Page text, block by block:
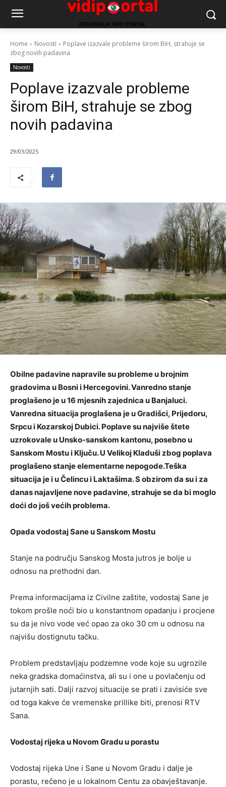
Home Novosti
Poplave izazvale probleme širom BiH, strahuje se
zbog novih padavina
Novosti
Poplave izazvale probleme
širom BiH, strahuje se zbog
novih padavina
29/03/2025
Obilne padavine napravile su probleme u brojnim
gradovima u Bosni i Hercegovini. Vanredno stanje
proglašeno je u 16 mjesnih zajednica u Banjaluci.
Vanredna situacija proglašena je u Gradišci, Prijedoru,
Srpcu i Kozarskoj Dubici. Poplave su najviše štete
uzrokovale u Unsko-sanskom kantonu, posebno u
Sanskom Mostu i Ključu. U Velikoj Kladuši zbog poplava
proglašeno stanje elementarne nepogode.Teška
situacija je i u Čelincu i Laktašima. S obzirom da su i za
danas najavljene nove padavine, strahuje se da bi moglo
doći do još većih problema.
Opada vodostaj Sane u Sanskom Mostu
Stanje na području Sanskog Mosta jutros je bolje u
odnosu na prethodni dan.
Prema informacijama iz Civilne zaštite, vodostaj Sane je
tokom prošle noći bio u konstantnom opadanju i procjene
su da je nivo vode već opao za oko 30 cm u odnosu na
najvišu dostignutu tačku.
Problem predstavljaju podzemne vode koje su ugrozile
neka gradska domaćinstva, ali su i one u povlačenju od
jutarnjih sati. Dalji razvoj situacije se prati i zavisiće sve
od toga kakve će vremenske prillike biti, prenosi RTV
Sana.
Vodostaj rijeka u Novom Gradu u porastu
Vodostaj rijeka Une i Sane u Novom Gradu i dalje je
porastu, rečeno je u lokalnom Centu za obavještavanje.